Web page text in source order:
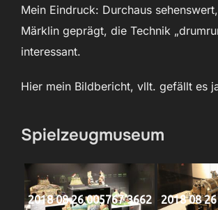
Mein Eindruck: Durchaus
Märklin geprägt, die Technik
interessant.
Hier mein Bildbericht, vllt. gefällt es
Spielzeugmuseum
2018 08 26 005767 3662 2018 08